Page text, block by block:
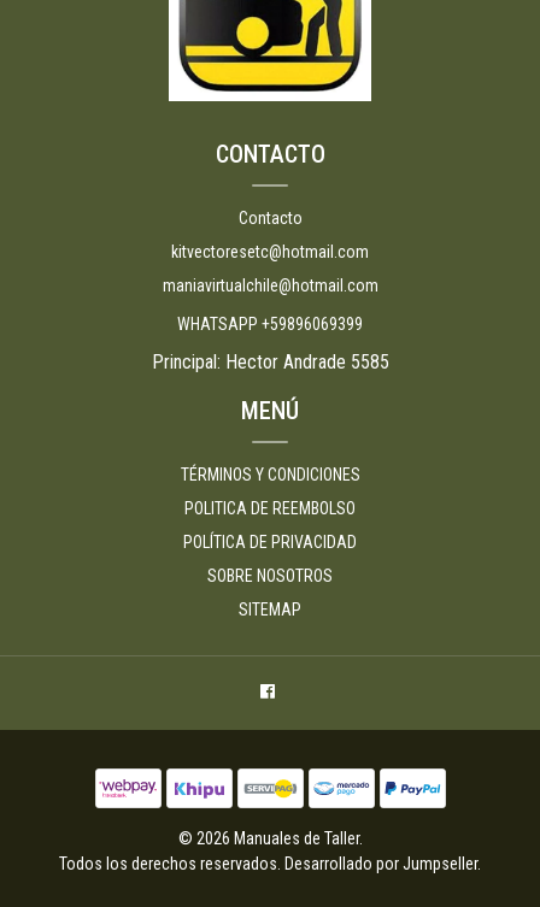
CONTACTO
Contacto
kitvectoresetc@hotmail.com
maniavirtualchile@hotmail.com
WHATSAPP +59896069399
Principal: Hector Andrade 5585
MENÚ
TÉRMINOS Y CONDICIONES
POLITICA DE REEMBOLSO
POLÍTICA DE PRIVACIDAD
SOBRE NOSOTROS
SITEMAP
© 2026 Manuales de Taller.
Todos los derechos reservados. Desarrollado por Jumpseller.